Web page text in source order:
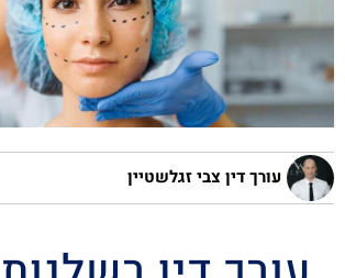
עורך דין צבי זגלשטיין